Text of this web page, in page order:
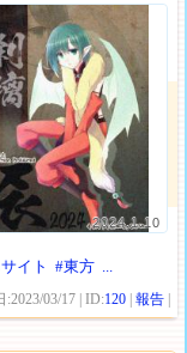
2024.1.10
イト #東方 ...
:2023/03/17 | ID:120 |報告